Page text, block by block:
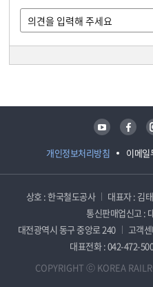
개인정보처리방침 이메
유튜브 페이스북
상호 : 한국철도공사 대표자 : 김
통신판매업신고 :
대전광역시 동구 중앙로 240
고객
대표전화 : 042-472-
COPYRIGHT ⓒ KOREA